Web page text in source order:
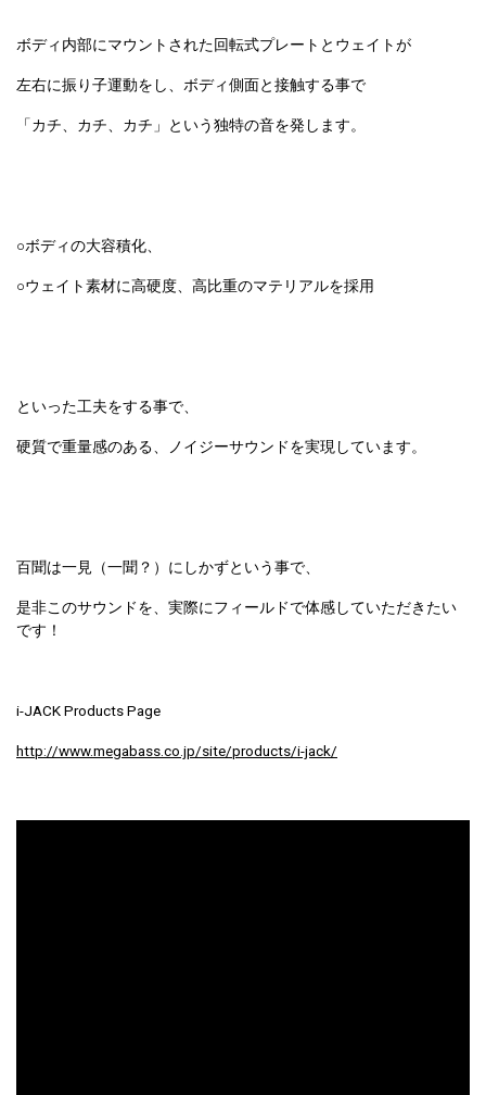
ボディ内部にマウントされた回転式プレートとウェイトが
左右に振り子運動をし、ボディ側面と接触する事で
「カチ、カチ、カチ」という独特の音を発します。
○ボディの大容積化、
○ウェイト素材に高硬度、高比重のマテリアルを採用
といった工夫をする事で、
硬質で重量感のある、ノイジーサウンドを実現しています。
百聞は一見（一聞？）にしかずという事で、
是非このサウンドを、実際にフィールドで体感していただきたい
です！
i-JACK Products Page
http://www.megabass.co.jp/site/products/i-jack/